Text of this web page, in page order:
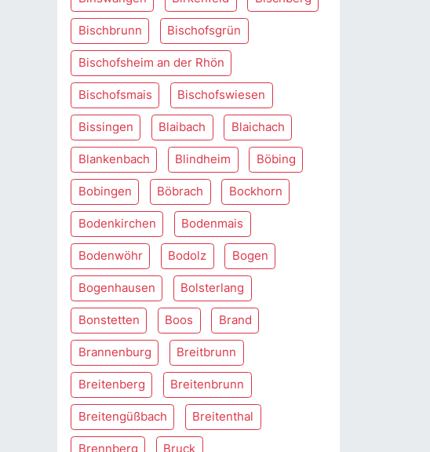
Bischbrunn Bischofsgrün
Bischofsheim an der Rhön
Bischofsmais Bischofswiesen
Bissingen Blaibach Blaichach
Blankenbach Blindheim Böbing
Bobingen Böbrach Bockhorn
Bodenkirchen Bodenmais
Bodenwöhr Bodolz Bogen
Bogenhausen Bolsterlang
Bonstetten Boos Brand
Brannenburg Breitbrunn
Breitenberg Breitenbrunn
Breitengüßbach Breitenthal
Brennberg Bruck